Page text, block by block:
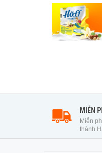
MIỄN
Miễn
thành